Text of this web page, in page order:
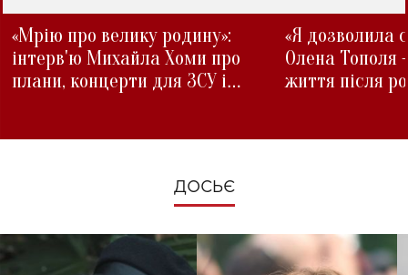
«Мрію про велику родину»:
інтерв'ю Михайла Хоми про
плани, концерти для ЗСУ і
«Я дозволила
Олена Тополя
життя після
ДОСЬЄ